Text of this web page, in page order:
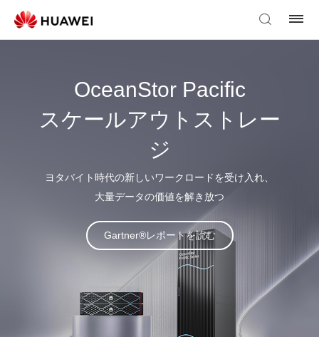
OceanStor Pacific
スケールアウトストレー
ジ
ヨタバイト時代の新しいワークロードを受け入れ、
大量データの価値を解き放つ
Gartner®レポートを読む